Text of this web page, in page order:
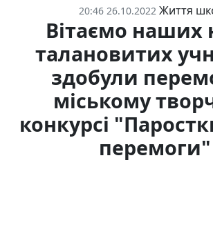
20:46 26.10.2022 Життя
Вітаємо наших
талановитих
здобули
міському
конкурсі
перемоги"